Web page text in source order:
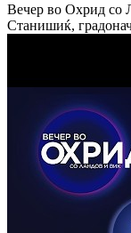
Вечер во Охрид со
Станишиќ,